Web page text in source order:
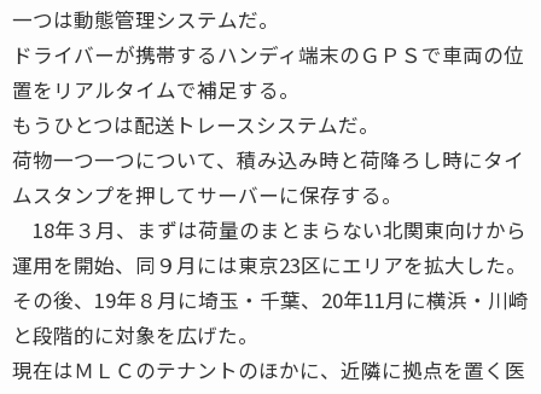
一つは動態管理システムだ。
ドライバーが携帯するハンディ端末のＧＰＳで車両の位
置をリアルタイムで補足する。
もうひとつは配送トレースシステムだ。
荷物一つ一つについて、積み込み時と荷降ろし時にタイ
ムスタンプを押してサーバーに保存する。
18年３月、まずは荷量のまとまらない北関東向けから
運用を開始、同９月には東京23区にエリアを拡大した。
その後、19年８月に埼玉・千葉、20年11月に横浜・川崎
と段階的に対象を広げた。
現在はＭＬＣのテナントのほかに、近隣に拠点を置く医